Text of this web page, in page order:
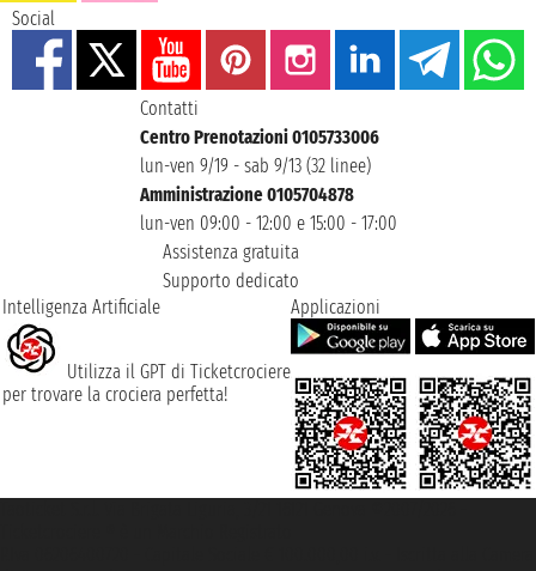
Social
Contatti
Centro Prenotazioni 0105733006
lun-ven 9/19 - sab 9/13 (32 linee)
Amministrazione 0105704878
lun-ven 09:00 - 12:00 e 15:00 - 17:00
Assistenza gratuita
Supporto dedicato
Intelligenza Artificiale
Utilizza il GPT di Ticketcrociere
per trovare la crociera perfetta!
Applicazioni